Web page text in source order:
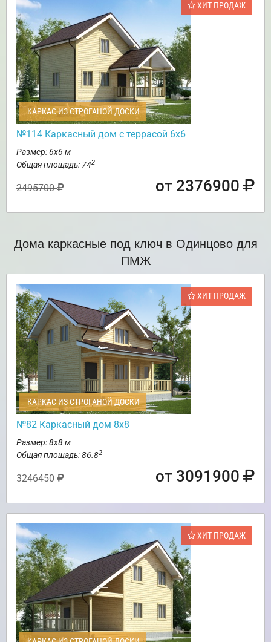
ХИТ ПРОДАЖ
КАРКАС ИЗ СТРОГАНОЙ ДОСКИ
№114 Каркасный дом с террасой 6х6
Размер: 6х6 м
Общая площадь: 742
2495700 от 2376900
Дома каркасные под ключ в Одинцово для
ПМЖ
ХИТ ПРОДАЖ
КАРКАС ИЗ СТРОГАНОЙ ДОСКИ
№82 Каркасный дом 8х8
Размер: 8х8 м
Общая площадь: 86.82
3246450 от 3091900
ХИТ ПРОДАЖ